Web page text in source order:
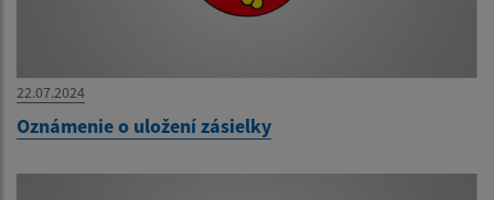
22.07.2024
Oznámenie o uložení zásielky